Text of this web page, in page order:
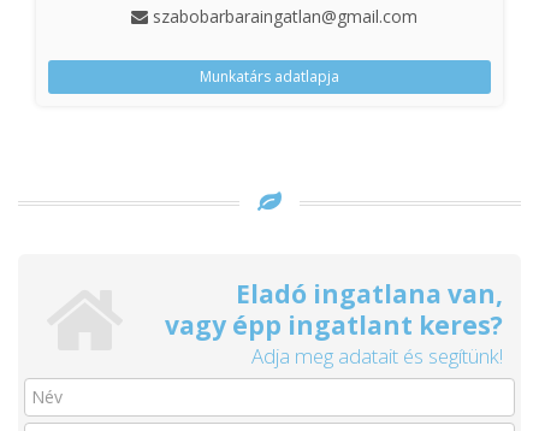
szabobarbaraingatlan@gmail.com
Munkatárs adatlapja
Eladó ingatlana van,
vagy épp ingatlant keres?
Adja meg adatait és segítünk!